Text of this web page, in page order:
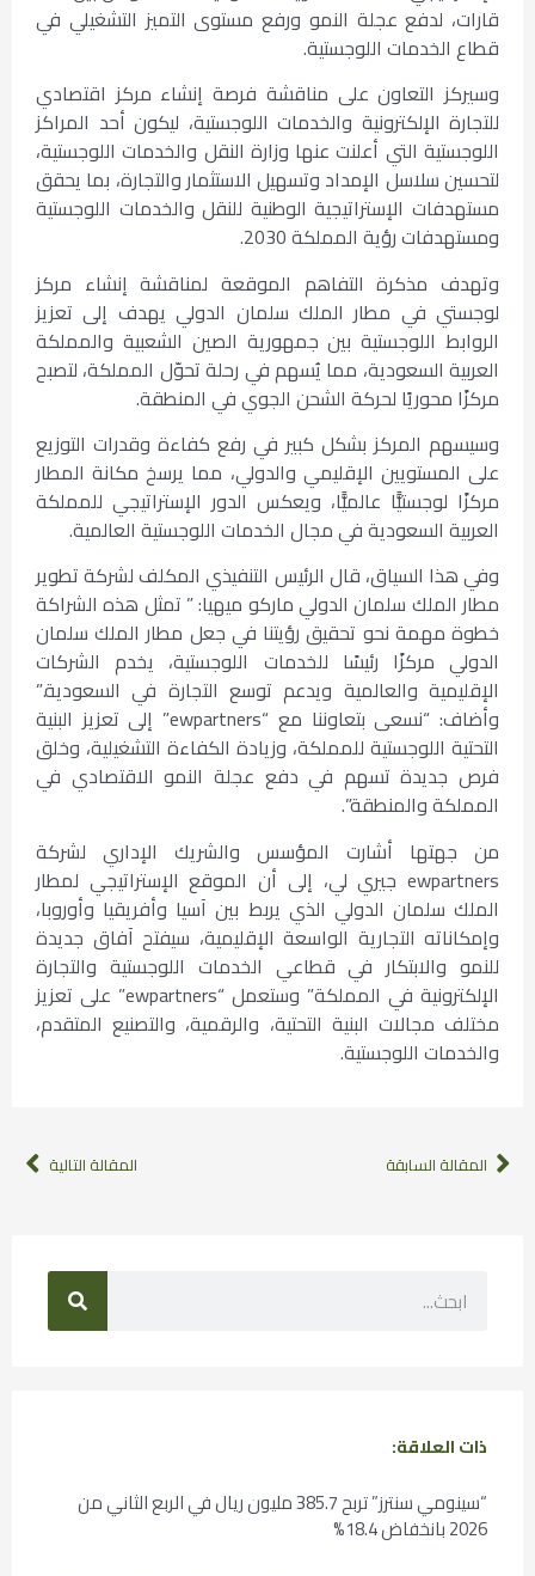
قارات، لدفع عجلة النمو ورفع مستوى التميز التشغيلي في
قطاع الخدمات اللوجستية.
وسيركز التعاون على مناقشة فرصة إنشاء مركز اقتصادي
للتجارة الإلكترونية والخدمات اللوجستية، ليكون أحد المراكز
اللوجستية التي أعلنت عنها وزارة النقل والخدمات اللوجستية،
لتحسين سلاسل الإمداد وتسهيل الاستثمار والتجارة، بما يحقق
مستهدفات الإستراتيجية الوطنية للنقل والخدمات اللوجستية
ومستهدفات رؤية المملكة 2030.
وتهدف مذكرة التفاهم الموقعة لمناقشة إنشاء مركز
لوجستي في مطار الملك سلمان الدولي يهدف إلى تعزيز
الروابط اللوجستية بين جمهورية الصين الشعبية والمملكة
العربية السعودية، مما يُسهم في رحلة تحوّل المملكة، لتصبح
مركزًا محوريًا لحركة الشحن الجوي في المنطقة.
وسيسهم المركز بشكل كبير في رفع كفاءة وقدرات التوزيع
على المستويين الإقليمي والدولي، مما يرسخ مكانة المطار
مركزًا لوجستيًّا عالميًّا، ويعكس الدور الإستراتيجي للمملكة
العربية السعودية في مجال الخدمات اللوجستية العالمية.
وفي هذا السياق، قال الرئيس التنفيذي المكلف لشركة تطوير
مطار الملك سلمان الدولي ماركو ميهيا: ” تمثل هذه الشراكة
خطوة مهمة نحو تحقيق رؤيتنا في جعل مطار الملك سلمان
الدولي مركزًا رئيسًا للخدمات اللوجستية، يخدم الشركات
الإقليمية والعالمية ويدعم توسع التجارة في السعودية.”
وأضاف: “نسعى بتعاوننا مع “ewpartners” إلى تعزيز البنية
التحتية اللوجستية للمملكة، وزيادة الكفاءة التشغيلية، وخلق
فرص جديدة تسهم في دفع عجلة النمو الاقتصادي في
المملكة والمنطقة”.
من جهتها أشارت المؤسس والشريك الإداري لشركة
ewpartners جيري لي، إلى أن الموقع الإستراتيجي لمطار
الملك سلمان الدولي الذي يربط بين آسيا وأفريقيا وأوروبا،
وإمكاناته التجارية الواسعة الإقليمية، سيفتح آفاق جديدة
للنمو والابتكار في قطاعي الخدمات اللوجستية والتجارة
الإلكترونية في المملكة” وستعمل “ewpartners” على تعزيز
مختلف مجالات البنية التحتية، والرقمية، والتصنيع المتقدم،
والخدمات اللوجستية.
المقالة السابقة المقالة التالية
ذات العلاقة:
“سينومي سنترز” تربح 385.7 مليون ريال في الربع الثاني من
2026 بانخفاض 18.4%